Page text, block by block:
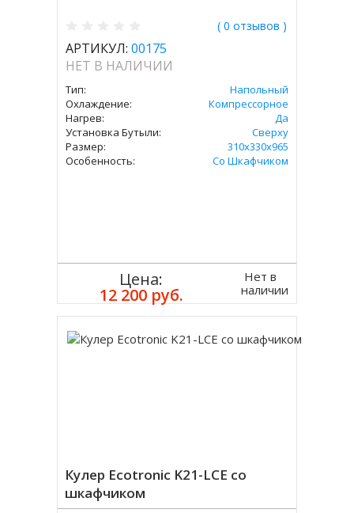
( 0 отзывов )
АРТИКУЛ: 00175
НЕТ В НАЛИЧИИ
Тип:
Напольный
Охлаждение:
Компрессорное
Нагрев:
Да
Установка Бутыли:
Сверху
Размер:
310х330х965
Особенность:
Со Шкафчиком
Цена:
12 200 руб.
Нет в
наличии
Кулер Ecotronic K21-LCE со
шкафчиком